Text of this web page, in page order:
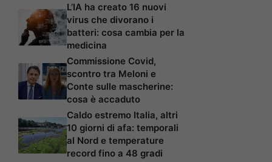
L’IA ha creato 16 nuovi
virus che divorano i
batteri: cosa cambia per la
medicina
Commissione Covid,
scontro tra Meloni e
Conte sulle mascherine:
cosa è accaduto
Caldo estremo Italia, altri
10 giorni di afa: temporali
al Nord e temperature
record fino a 48 gradi